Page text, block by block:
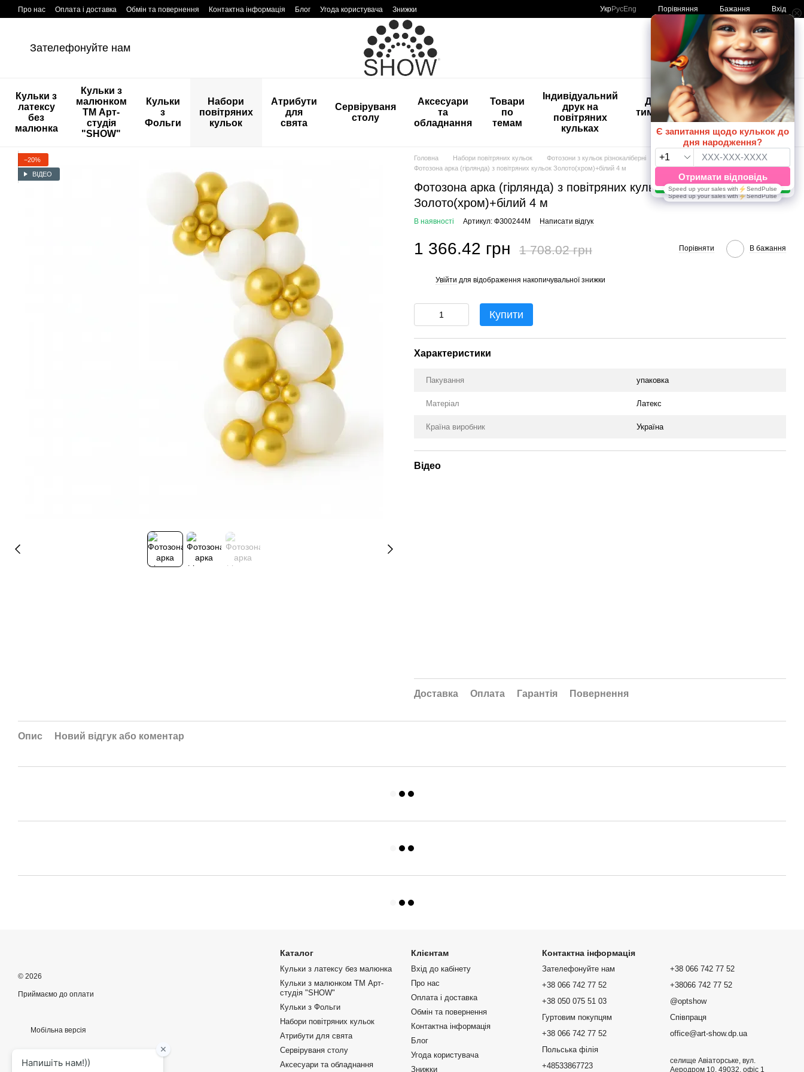
Перейти к основному контенту
Про нас Оплата і доставка Обмін та повернення Контактна інформація Блог Угода користувача Знижки УкрРусEng Порівняння Бажання Вхід
Зателефонуйте нам Мій кошик
Кульки з
латексу
без
малюнка
Кульки з
малюнком
ТМ Арт-
студія
"SHOW"
Кульки
з
Фольги
Набори
повітряних
кульок
Атрибути
для
свята
Сервіруваня
столу
Аксесуари
та
обладнання
Товари
по
темам
Індивідуальний
друк на
повітряних
кульках
Дитяче
тимчасове
тату
🚨🚨🚨
Розпродаж
Кульки з
друком😀
🎈
−20%
ВІДЕО
Головна Набори повітряних кульок Фотозони з кульок різнокаліберні
Багатокольорові 4м
Фотозона арка (гірлянда) з повітряних кульок Золото(хром)+білий 4 м
Фотозона арка (гірлянда) з повітряних кульок
Золото(хром)+білий 4 м
В наявності Артикул: ФЗ00244М Написати відгук
1 366.42 грн 1 708.02 грн Порівняти В бажання
Увійти для відображення накопичувальної знижки
Купити
Характеристики
Пакування упаковка
Матеріал Латекс
Країна виробник Україна
Відео
Доставка Оплата Гарантія Повернення
Опис Новий відгук або коментар
© 2026
Приймаємо до оплати
Мобільна версія
Каталог
Кульки з латексу без малюнка
Кульки з малюнком ТМ Арт-
студія "SHOW"
Кульки з Фольги
Набори повітряних кульок
Атрибути для свята
Сервіруваня столу
Аксесуари та обладнання
Клієнтам
Вхід до кабінету
Про нас
Оплата і доставка
Обмін та повернення
Контактна інформація
Блог
Угода користувача
Знижки
Контактна інформація
Зателефонуйте нам
+38 066 742 77 52
+38 050 075 51 03
Гуртовим покупцям
+38 066 742 77 52
Польська філія
+48533867723
+38 066 742 77 52
+38066 742 77 52
@optshow
Співпраця
office@art-show.dp.ua
селище Авіаторське, вул.
Аеродром 10, 49032, офіс 1